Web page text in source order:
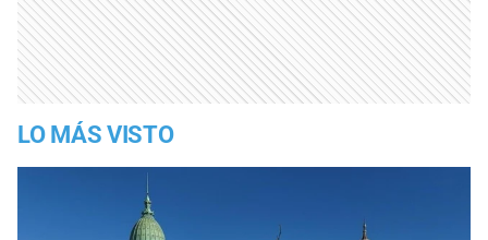
LO MÁS VISTO